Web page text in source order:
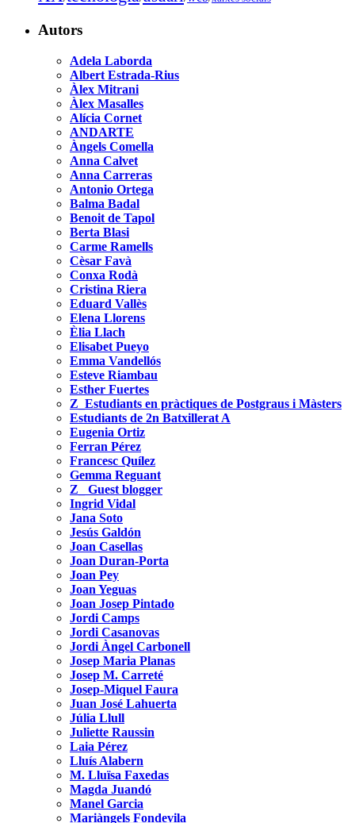
Autors
Adela Laborda
Albert Estrada-Rius
Àlex Mitrani
Àlex Masalles
Alícia Cornet
ANDARTE
Àngels Comella
Anna Calvet
Anna Carreras
Antonio Ortega
Balma Badal
Benoit de Tapol
Berta Blasi
Carme Ramells
Cèsar Favà
Conxa Rodà
Cristina Riera
Eduard Vallès
Elena Llorens
Èlia Llach
Elisabet Pueyo
Emma Vandellós
Esteve Riambau
Esther Fuertes
Z_Estudiants en pràctiques de Postgraus i Màsters
Estudiants de 2n Batxillerat A
Eugenia Ortiz
Ferran Pérez
Francesc Quílez
Gemma Reguant
Z_ Guest blogger
Ingrid Vidal
Jana Soto
Jesús Galdón
Joan Casellas
Joan Duran-Porta
Joan Pey
Joan Yeguas
Joan Josep Pintado
Jordi Camps
Jordi Casanovas
Jordi Àngel Carbonell
Josep Maria Planas
Josep M. Carreté
Josep-Miquel Faura
Juan José Lahuerta
Júlia Llull
Juliette Raussin
Laia Pérez
Lluís Alabern
M. Lluïsa Faxedas
Magda Juandó
Manel Garcia
Mariàngels Fondevila